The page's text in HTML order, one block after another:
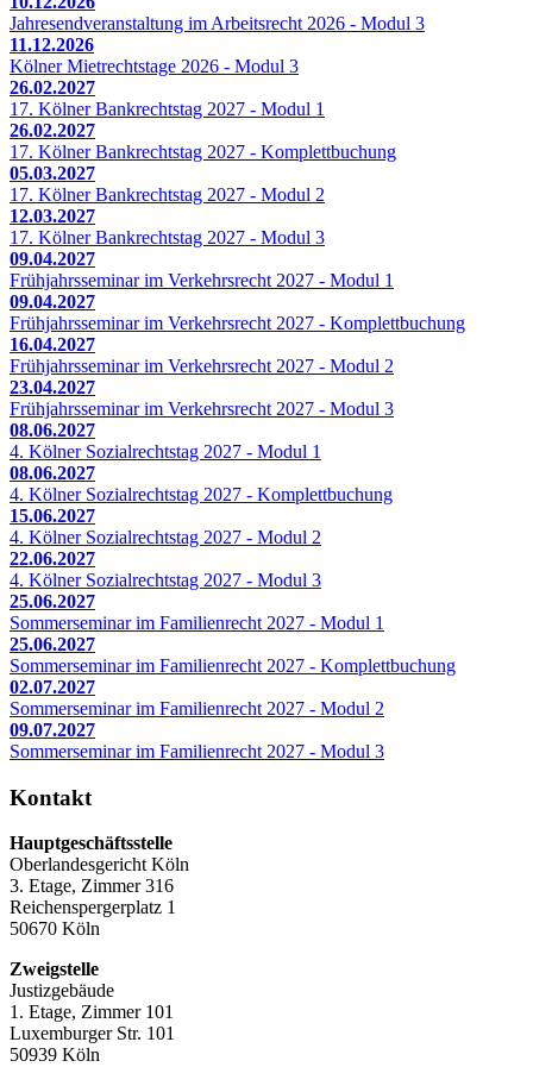
Jahresendveranstaltung im Arbeitsrecht 2026 - Modul 3
11.12.2026
Kölner Mietrechtstage 2026 - Modul 3
26.02.2027
17. Kölner Bankrechtstag 2027 - Modul 1
26.02.2027
17. Kölner Bankrechtstag 2027 - Komplettbuchung
05.03.2027
17. Kölner Bankrechtstag 2027 - Modul 2
12.03.2027
17. Kölner Bankrechtstag 2027 - Modul 3
09.04.2027
Frühjahrsseminar im Verkehrsrecht 2027 - Modul 1
09.04.2027
Frühjahrsseminar im Verkehrsrecht 2027 - Komplettbuchung
16.04.2027
Frühjahrsseminar im Verkehrsrecht 2027 - Modul 2
23.04.2027
Frühjahrsseminar im Verkehrsrecht 2027 - Modul 3
08.06.2027
4. Kölner Sozialrechtstag 2027 - Modul 1
08.06.2027
4. Kölner Sozialrechtstag 2027 - Komplettbuchung
15.06.2027
4. Kölner Sozialrechtstag 2027 - Modul 2
22.06.2027
4. Kölner Sozialrechtstag 2027 - Modul 3
25.06.2027
Sommerseminar im Familienrecht 2027 - Modul 1
25.06.2027
Sommerseminar im Familienrecht 2027 - Komplettbuchung
02.07.2027
Sommerseminar im Familienrecht 2027 - Modul 2
09.07.2027
Sommerseminar im Familienrecht 2027 - Modul 3
Kontakt
Hauptgeschäftsstelle
Oberlandesgericht Köln
3. Etage, Zimmer 316
Reichenspergerplatz 1
50670 Köln
Zweigstelle
Justizgebäude
1. Etage, Zimmer 101
Luxemburger Str. 101
50939 Köln